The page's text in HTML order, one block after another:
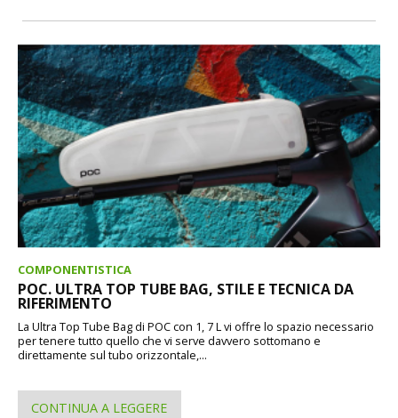
COMPONENTISTICA
POC. ULTRA TOP TUBE BAG, STILE E TECNICA DA
RIFERIMENTO
La Ultra Top Tube Bag di POC con 1, 7 L vi offre lo spazio necessario
per tenere tutto quello che vi serve davvero sottomano e
direttamente sul tubo orizzontale,...
CONTINUA A LEGGERE